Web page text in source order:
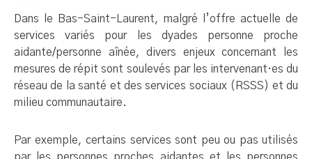
Dans le Bas-Saint-Laurent, malgré l’offre actuelle de
services variés pour les dyades personne proche
aidante/personne aînée, divers enjeux concernant les
mesures de répit sont soulevés par les intervenant·es du
réseau de la santé et des services sociaux (RSSS) et du
milieu communautaire.
Par exemple, certains services sont peu ou pas utilisés
par les personnes proches aidantes et les personnes